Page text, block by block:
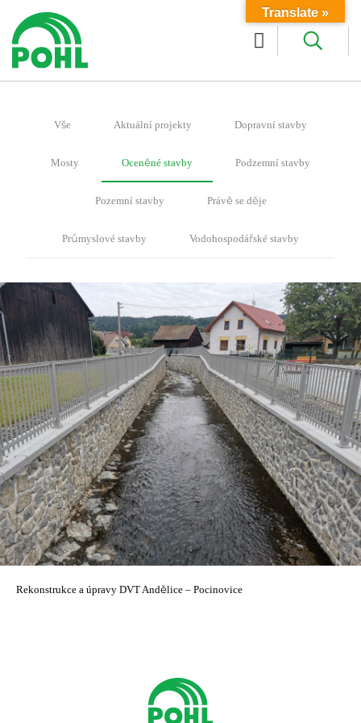
Vše Aktuální projekty Dopravní stavby
Mosty Oceněné stavby Podzemní stavby
Pozemní stavby Právě se děje
Průmyslové stavby Vodohospodářské stavby
Rekonstrukce a úpravy DVT Andělice – Pocinovice
Translate »